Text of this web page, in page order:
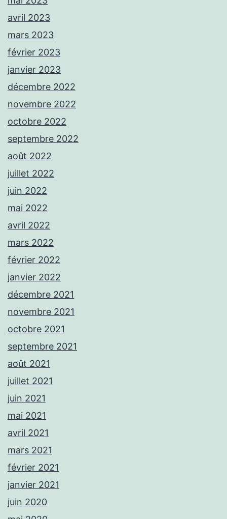
avril 2023
mars 2023
février 2023
janvier 2023
décembre 2022
novembre 2022
octobre 2022
septembre 2022
août 2022
juillet 2022
juin 2022
mai 2022
avril 2022
mars 2022
février 2022
janvier 2022
décembre 2021
novembre 2021
octobre 2021
septembre 2021
août 2021
juillet 2021
juin 2021
mai 2021
avril 2021
mars 2021
février 2021
janvier 2021
juin 2020